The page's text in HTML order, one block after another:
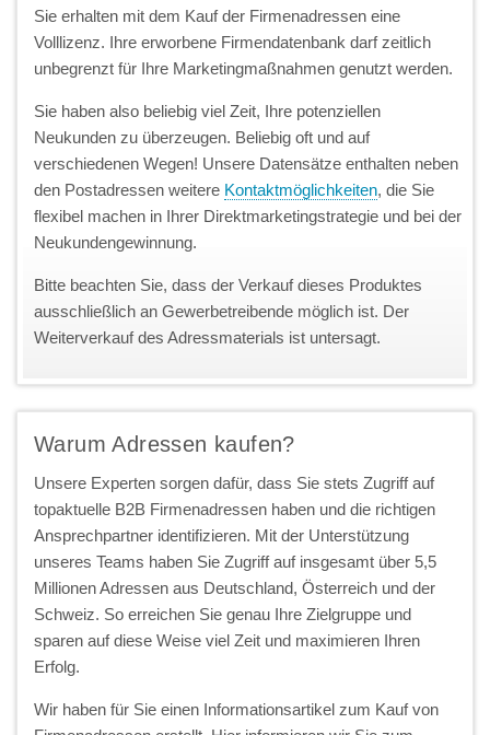
Sie erhalten mit dem Kauf der Firmenadressen eine
Volllizenz. Ihre erworbene Firmendatenbank darf zeitlich
unbegrenzt für Ihre Marketingmaßnahmen genutzt werden.
Sie haben also beliebig viel Zeit, Ihre potenziellen
Neukunden zu überzeugen. Beliebig oft und auf
verschiedenen Wegen! Unsere Datensätze enthalten neben
den Postadressen weitere Kontaktmöglichkeiten, die Sie
flexibel machen in Ihrer Direktmarketingstrategie und bei der
Neukundengewinnung.
Bitte beachten Sie, dass der Verkauf dieses Produktes
ausschließlich an Gewerbetreibende möglich ist. Der
Weiterverkauf des Adressmaterials ist untersagt.
Warum Adressen kaufen?
Unsere Experten sorgen dafür, dass Sie stets Zugriff auf
topaktuelle B2B Firmenadressen haben und die richtigen
Ansprechpartner identifizieren. Mit der Unterstützung
unseres Teams haben Sie Zugriff auf insgesamt über 5,5
Millionen Adressen aus Deutschland, Österreich und der
Schweiz. So erreichen Sie genau Ihre Zielgruppe und
sparen auf diese Weise viel Zeit und maximieren Ihren
Erfolg.
Wir haben für Sie einen Informationsartikel zum Kauf von